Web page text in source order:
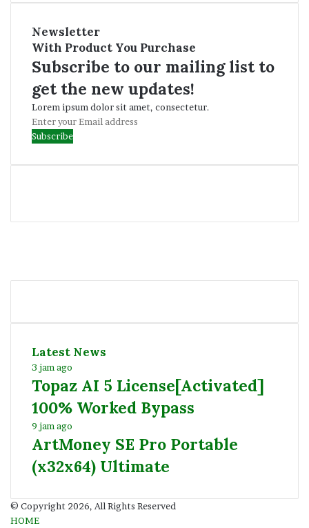
Newsletter
With Product You Purchase
Subscribe to our mailing list to
get the new updates!
Lorem ipsum dolor sit amet, consectetur.
Enter
your
address
Latest News
3 jam ago
Topaz AI 5 License[Activated]
100% Worked Bypass
9 jam ago
ArtMoney SE Pro Portable
(x32x64) Ultimate
© Copyright 2026, All Rights Reserved
HOME